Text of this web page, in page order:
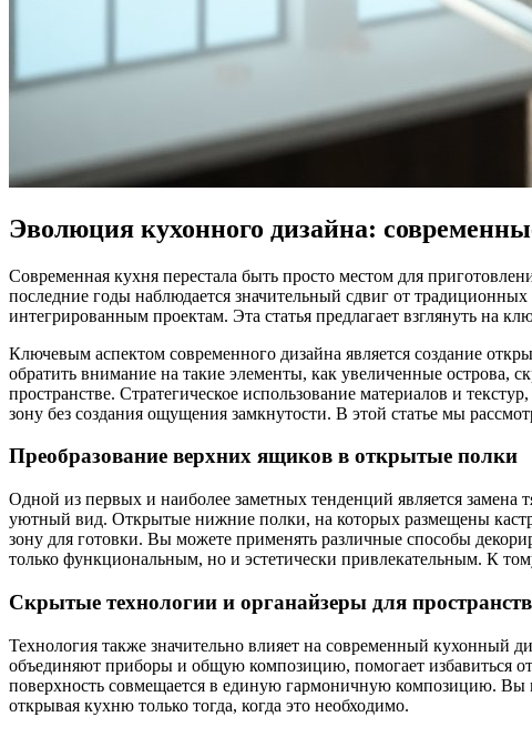
Эволюция кухонного дизайна:
Современная кухня перестала быть просто местом для
последние годы наблюдается значительный сдвиг от
интегрированным проектам. Эта статья предлагает взглянуть на
Ключевым аспектом современного дизайна является создание
обратить внимание на такие элементы, как увеличенные
пространстве. Стратегическое использование материалов и
зону без создания ощущения замкнутости. В этой статье мы
Преобразование верхних ящиков в открытые полки
Одной из первых и наиболее заметных тенденций является
уютный вид. Открытые нижние полки, на которых размещены
зону для готовки. Вы можете применять различные способы
только функциональным, но и эстетически привлекательным. К
Скрытые технологии и органайзеры для
Технология также значительно влияет на современный кухонный
объединяют приборы и общую композицию, помогает избавиться
поверхность совмещается в единую гармоничную композицию. Вы
открывая кухню только тогда, когда это необходимо.